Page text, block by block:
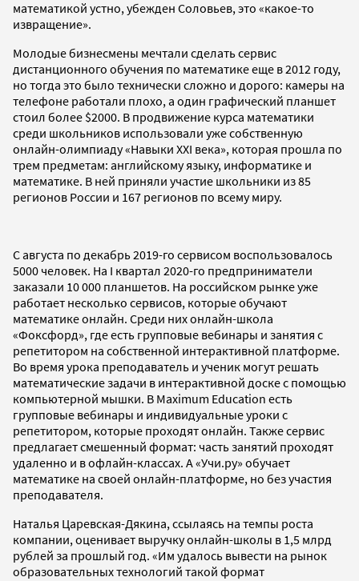
математикой устно, убежден Соловьев, это «какое-то
извращение».
Молодые бизнесмены мечтали сделать сервис
дистанционного обучения по математике еще в 2012 году,
но тогда это было технически сложно и дорого: камеры на
телефоне работали плохо, а один графический планшет
стоил более $2000. В продвижение курса математики
среди школьников использовали уже собственную
онлайн-олимпиаду «Навыки XXI века», которая прошла по
трем предметам: английскому языку, информатике и
математике. В ней приняли участие школьники из 85
регионов России и 167 регионов по всему миру.
С августа по декабрь 2019-го сервисом воспользовалось
5000 человек. На I квартал 2020-го предприниматели
заказали 10 000 планшетов. На российском рынке уже
работает несколько сервисов, которые обучают
математике онлайн. Среди них онлайн-школа
«Фоксфорд», где есть групповые вебинары и занятия с
репетитором на собственной интерактивной платформе.
Во время урока преподаватель и ученик могут решать
математические задачи в интерактивной доске с помощью
компьютерной мышки. В Мaximum Education есть
групповые вебинары и индивидуальные уроки с
репетитором, которые проходят онлайн. Также сервис
предлагает смешенный формат: часть занятий проходят
удаленно и в офлайн-классах. А «Учи.ру» обучает
математике на своей онлайн-платформе, но без участия
преподавателя.
Наталья Царевская-Дякина, ссылаясь на темпы роста
компании, оценивает выручку онлайн-школы в 1,5 млрд
рублей за прошлый год. «Им удалось вывести на рынок
образовательных технологий такой формат